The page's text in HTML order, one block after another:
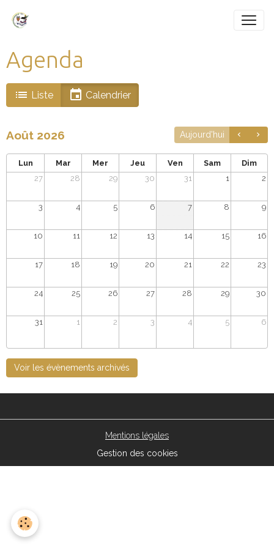
Agenda
Liste Calendrier
Août 2026 Aujourd'hui
Lun Mar Mer Jeu Ven Sam
Dim
27
28 29 30 31 1 2
3 4 5 6 7 8 9
10 11 12 13 14 15 16
17 18 19 20 21 22 23
24 25 26 27 28 29 30
31 1 2 3 4 5 6
Voir les évènements archivés
Mentions légales
Gestion des cookies